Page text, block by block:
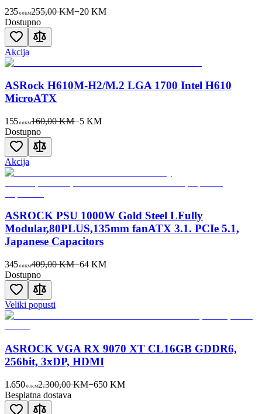
235 00KM255,00 KM−20 KM
Dostupno
Akcija
ASRock H610M-H2/M.2 LGA 1700 Intel H610
MicroATX
155 00KM160,00 KM−5 KM
Dostupno
Akcija
ASROCK PSU 1000W Gold Steel LFully
Modular,80PLUS,135mm fanATX 3.1. PCIe 5.1,
Japanese Capacitors
345 00KM409,00 KM−64 KM
Dostupno
Veliki popusti
ASROCK VGA RX 9070 XT CL16GB GDDR6,
256bit, 3xDP, HDMI
1.650 00KM2.300,00 KM−650KM
Besplatna dostava